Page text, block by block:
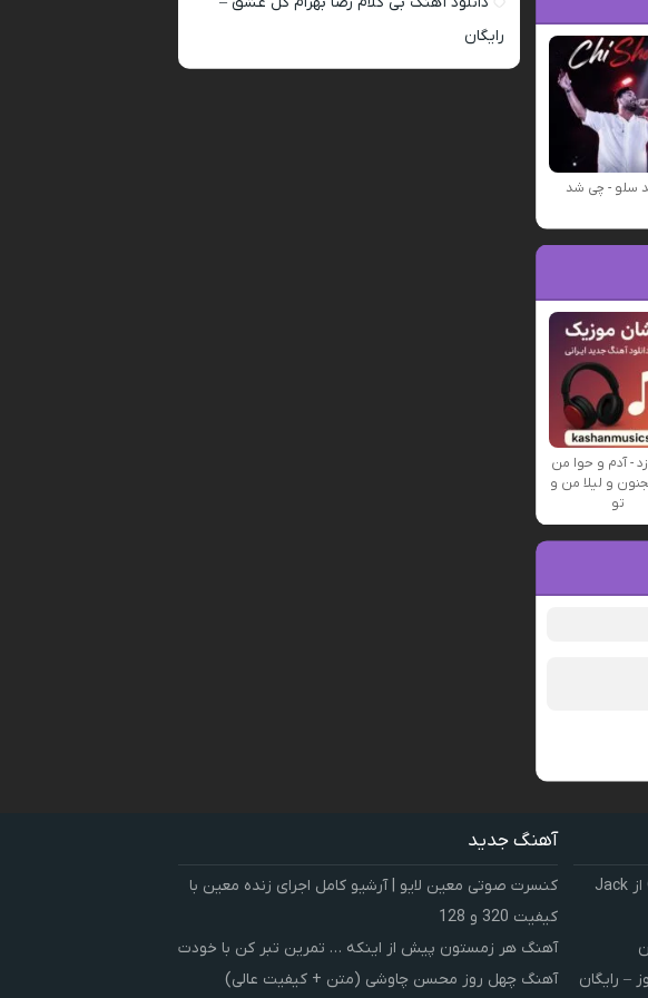
سلو - چی شد
- آدم و حوا من
و لیلا من و
تو
رایگان
آهنگ بی کلام سریال فرام Que Sera, Sera از Jack
– رایگان
آهنگ جدید
کنسرت صوتی معین لایو | آرشیو کامل اجرای زنده معین با
کیفیت 320 و 128
آهنگ هر زمستون پیش از اینکه … تمرین تبر کن با خودت
آهنگ چهل روز محسن چاوشی (متن + کیفیت عالی)